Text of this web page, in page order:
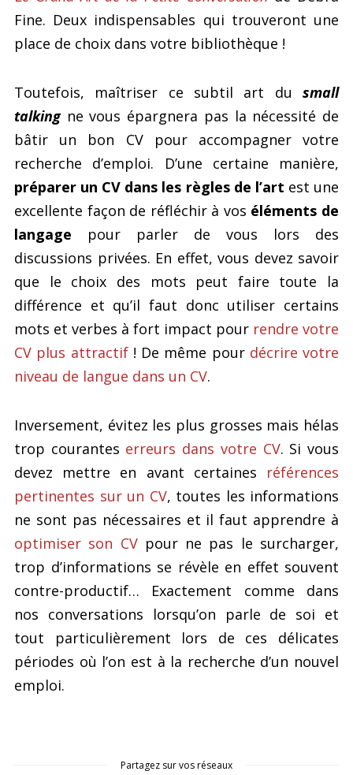
Fine. Deux indispensables qui trouveront une
place de choix dans votre bibliothèque !
Toutefois, maîtriser ce subtil art du small
talkingne vous épargnera pas la nécessité de
bâtir un bon CV pour accompagner votre
recherche d’emploi. D’une certaine manière,
préparer un CV dans les règles de l’art est une
excellente façon de réfléchir à vos éléments de
langage pour parler de vous lors des
discussions privées. En effet, vous devez savoir
que le choix des mots peut faire toute la
différence et qu’il faut donc utiliser certains
mots et verbes à fort impact pour rendre votre
CV plus attractif! De même pour décrire votre
niveau de langue dans un CV.
Inversement, évitez les plus grosses mais hélas
trop courantes erreurs dans votre CV. Si vous
devez mettre en avant certaines références
pertinentes sur un CV, toutes les informations
ne sont pas nécessaires et il faut apprendre à
optimiser son CVpour ne pas le surcharger,
trop d’informations se révèle en effet souvent
contre-productif… Exactement comme dans
nos conversations lorsqu’on parle de soi et
tout particulièrement lors de ces délicates
périodes où l’on est à la recherche d’un nouvel
emploi.
Partagez sur vos réseaux